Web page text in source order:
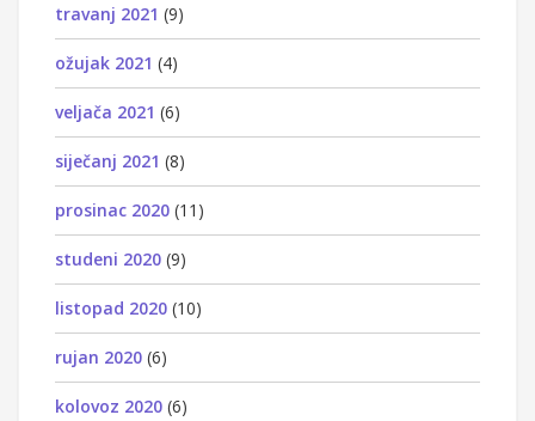
travanj 2021 (9)
ožujak 2021 (4)
veljača 2021 (6)
siječanj 2021 (8)
prosinac 2020 (11)
studeni 2020 (9)
listopad 2020 (10)
rujan 2020 (6)
kolovoz 2020 (6)